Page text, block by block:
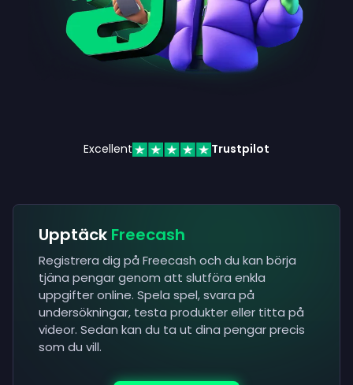
Excellent Trustpilot
Upptäck Freecash
Registrera dig på Freecash och du kan börja
tjäna pengar genom att slutföra enkla
uppgifter online. Spela spel, svara på
undersökningar, testa produkter eller titta på
videor. Sedan kan du ta ut dina pengar precis
som du vill.